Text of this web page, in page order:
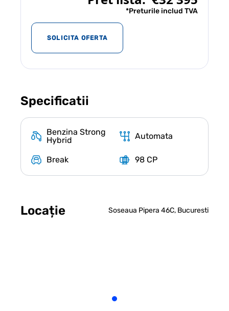
*Preturile includ TVA
SOLICITA OFERTA
Specificatii
Benzina Strong
Hybrid
Automata
Break 98 CP
Locație Soseaua Pipera 46C, Bucuresti